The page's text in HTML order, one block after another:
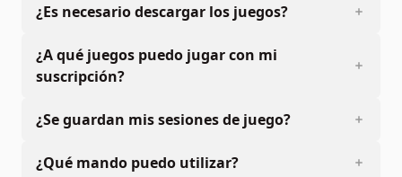
¿Es necesario descargar los juegos?
¿A qué juegos puedo jugar con mi
suscripción?
¿Se guardan mis sesiones de juego?
¿Qué mando puedo utilizar?